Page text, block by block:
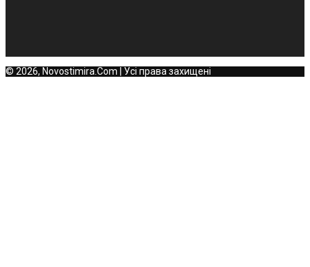
© 2026, Novostimira.Com | Усі права захищені